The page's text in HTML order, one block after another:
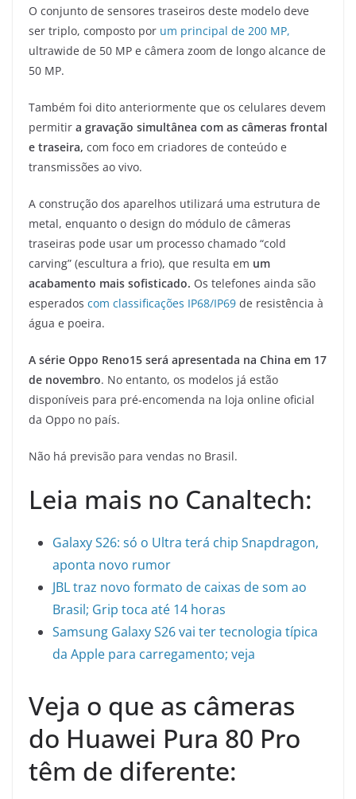
O conjunto de sensores traseiros deste modelo deve
ser triplo, composto por um principal de 200 MP,
ultrawide de 50 MP e câmera zoom de longo alcance de
50 MP.
Também foi dito anteriormente que os celulares devem
permitir a gravação simultânea com as câmeras frontal
e traseira, com foco em criadores de conteúdo e
transmissões ao vivo.
A construção dos aparelhos utilizará uma estrutura de
metal, enquanto o design do módulo de câmeras
traseiras pode usar um processo chamado “cold
carving” (escultura a frio), que resulta em um
acabamento mais sofisticado. Os telefones ainda são
esperados com classificações IP68/IP69 de resistência à
água e poeira.
A série Oppo Reno15 será apresentada na China em 17
de novembro. No entanto, os modelos já estão
disponíveis para pré-encomenda na loja online oficial
da Oppo no país.
Não há previsão para vendas no Brasil.
Leia mais no Canaltech:
Galaxy S26: só o Ultra terá chip Snapdragon,
aponta novo rumor
JBL traz novo formato de caixas de som ao
Brasil; Grip toca até 14 horas
Samsung Galaxy S26 vai ter tecnologia típica
da Apple para carregamento; veja
Veja o que as câmeras
do Huawei Pura 80 Pro
têm de diferente: